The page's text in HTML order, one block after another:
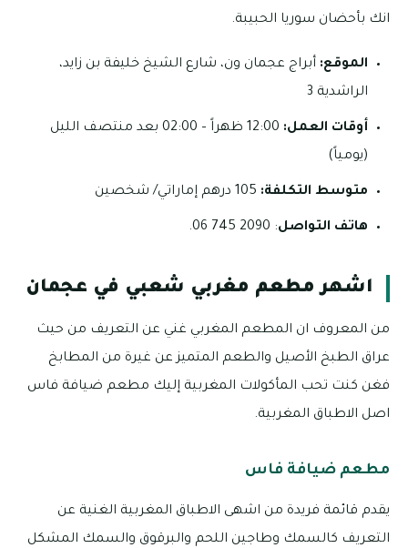
انك بأحضان سوريا الحبيبة.
الموقع: أبراج عجمان ون، شارع الشيخ خليفة بن زايد،
الراشدية 3
أوقات العمل:
12:00 ظهراً – 02:00 بعد منتصف الليل
(يومياً)
متوسط التكلفة:
هاتف التواصل: 2090 745 06.
اشهر مطعم مغربي شعبي في عجمان
من المعروف ان المطعم المغربي غني عن التعريف من حيث
عراق الطبخ الأصيل والطعم المتميز عن غيرة من المطابخ
فغن كنت تحب المأكولات المغربية إليك مطعم ضيافة فاس
اصل الاطباق المغربية.
مطعم ضيافة فاس
يقدم قائمة فريدة من اشهى الاطباق المغربية الغنية عن
التعريف كالسمك وطاجين اللحم والبرقوق والسمك المشكل